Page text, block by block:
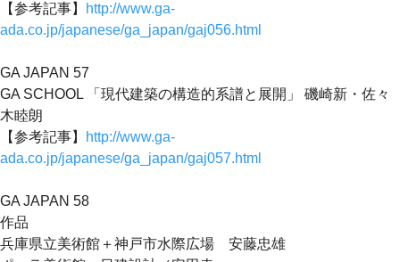
【参考記事】
http://www.ga-
ada.co.jp/japanese/ga_japan/gaj056.html
GA JAPAN 57
GA SCHOOL 「現代建築の構造的系譜と展開」 磯崎新・佐々
木睦朗
【参考記事】
http://www.ga-
ada.co.jp/japanese/ga_japan/gaj057.html
GA JAPAN 58
作品
兵庫県立美術館＋神戸市水際広場 安藤忠雄